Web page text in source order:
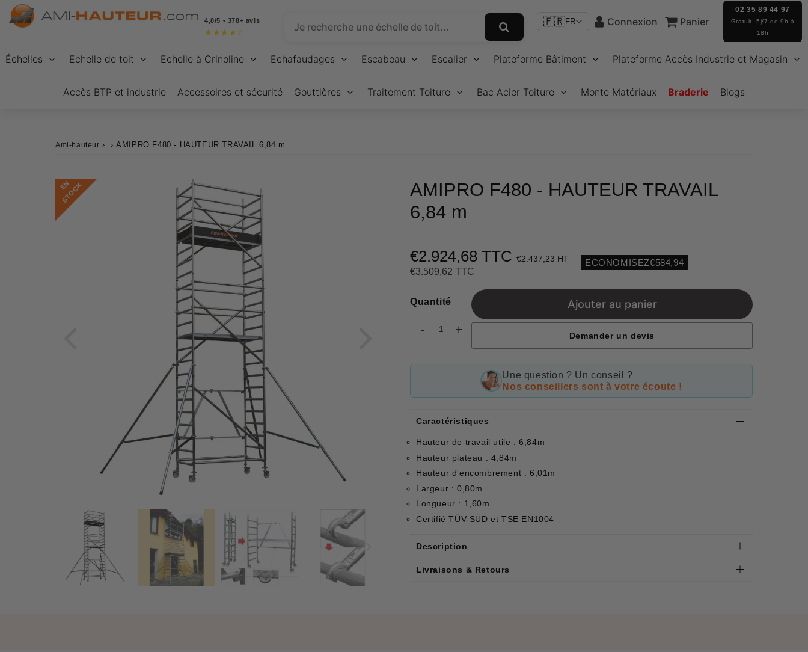
4,8/5 • 378+ avis
★ ★ ★ ★ ☆
🇫🇷FR Connexion Panier
02 35 89 44 97
Gratuit, 5j/7 de 9h à
18h
Échelles Echelle de toit Echelle à Crinoline Echafaudages Escabeau Escalier Plateforme Bâtiment Plateforme Accès Industrie et Magasin
Accès BTP et industrie Accessoires et sécurité Gouttières Traitement Toiture Bac Acier Toiture Monte Matériaux Braderie Blogs
Ami-hauteur › › AMIPRO F480 - HAUTEUR TRAVAIL 6,84 m
E
N
S
T
O
C
K
AMIPRO F480 - HAUTEUR TRAVAIL
6,84 m
€2.924,68 TTC €2.437,23 HT
€3.509,62 TTC
Unit
ECONOMISEZ€584,94
Quantité
- +
Ajouter au panier
Demander un devis
Une question ? Un conseil ?
Nos conseillers sont à votre écoute !
Caractéristiques
Hauteur de travail utile : 6,84m
Hauteur plateau : 4,84m
Hauteur d'encombrement : 6,01m
Largeur : 0,80m
Longueur : 1,60m
Certifié TÜV-SÜD et TSE EN1004
Description
Livraisons & Retours